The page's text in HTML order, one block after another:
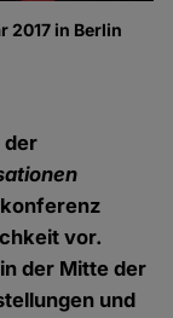
2017 in Berlin
der
vor.
der Mitte der
und